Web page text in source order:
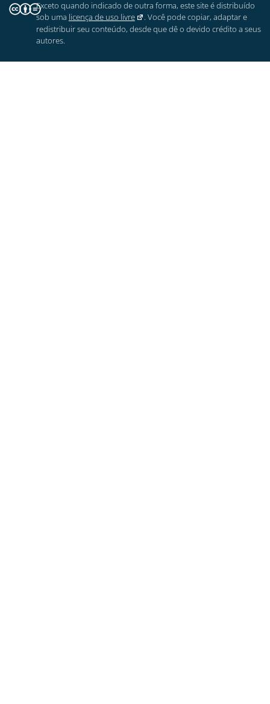
Exceto quando indicado de outra forma, este site é distribuído
sob uma licença de uso livre
. Você pode copiar, adaptar e
redistribuir seu conteúdo, desde que dê o devido crédito a seus
autores.